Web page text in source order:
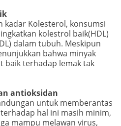
kadar Kolesterol, konsumsi
kolestrol baik(HDL)
dalam tubuh. Meskipun
bahwa minyak
baik terhadap lemak tak
antioksidan
untuk memberantas
hal ini masih minim,
mampu melawan virus,